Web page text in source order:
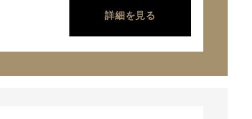
詳細を見る